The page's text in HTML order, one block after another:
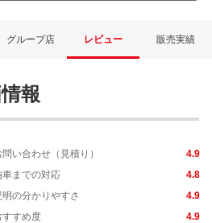
グループ店 レビュー 販売実績
報
問い合わせ（見積り）
4.9
車までの対応
4.8
明の分かりやすさ
4.9
すすめ度
4.9